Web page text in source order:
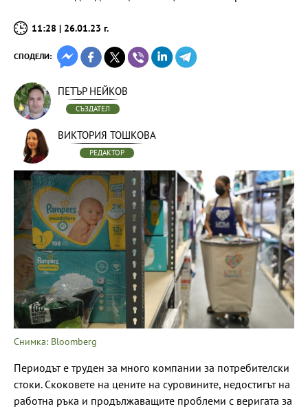
11:28 | 26.01.23 г.
СПОДЕЛИ:
ПЕТЪР НЕЙКОВ
СЪЗДАТЕЛ
ВИКТОРИЯ ТОШКОВА
РЕДАКТОР
Снимка: Bloomberg
Периодът е труден за много компании за потребителски
стоки. Скоковете на цените на суровините, недостигът на
работна ръка и продължаващите проблеми с веригата за